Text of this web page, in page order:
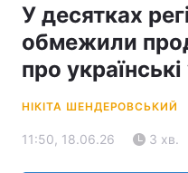
У десятках
обмежили
про
НІКІТА ШЕНДЕРОВСЬКИЙ
11:50, 18.06.26 3 хв.